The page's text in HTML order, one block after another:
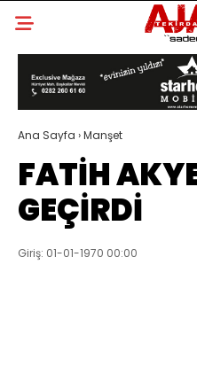
Ana Sayfa ›Manşet
FATİH
GEÇİRDİ
Giriş: 01-01-1970 00:00